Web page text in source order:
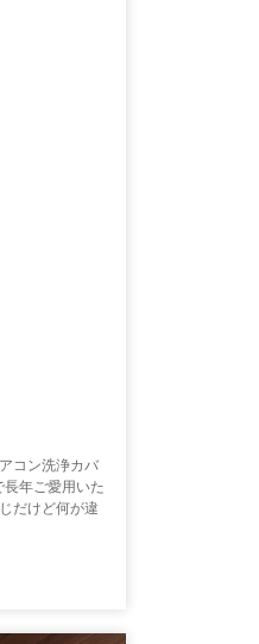
コン洗浄カバ
年ご愛用いた
だけど何が違